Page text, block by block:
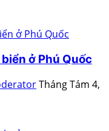
ở Phú Quốc
Tháng Tám 4,